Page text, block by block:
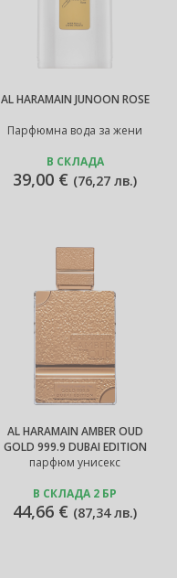
AL HARAMAIN JUNOON ROSE
Парфюмна вода за жени
В СКЛАДА
39,00 € (76,27 лв.)
AL HARAMAIN AMBER OUD
GOLD 999.9 DUBAI EDITION
парфюм унисекс
В СКЛАДА 2 БР
44,66 € (87,34 лв.)